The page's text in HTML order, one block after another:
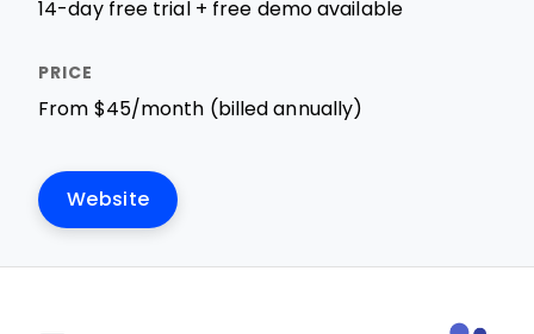
14-day free trial + free demo available
From $45/month (billed annually)
Website